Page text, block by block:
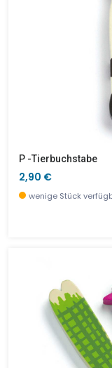
P -Tierbuchstabe
2,90 €
wenige Stück